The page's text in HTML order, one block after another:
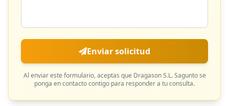
Enviar solicitud
Al enviar este formulario, aceptas que Dragason S.L. Saguntose
ponga en contacto contigo para responder a tu consulta.